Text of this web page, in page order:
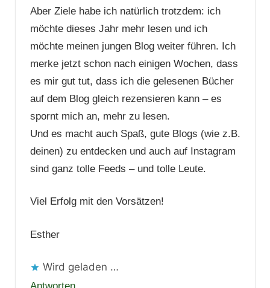
Aber Ziele habe ich natürlich trotzdem: ich
möchte dieses Jahr mehr lesen und ich
möchte meinen jungen Blog weiter führen. Ich
merke jetzt schon nach einigen Wochen, dass
es mir gut tut, dass ich die gelesenen Bücher
auf dem Blog gleich rezensieren kann – es
spornt mich an, mehr zu lesen.
Und es macht auch Spaß, gute Blogs (wie z.B.
deinen) zu entdecken und auch auf Instagram
sind ganz tolle Feeds – und tolle Leute.
Viel Erfolg mit den Vorsätzen!
Esther
Wird geladen …